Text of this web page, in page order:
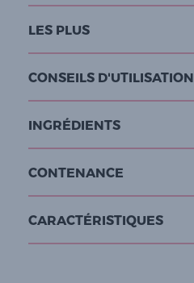
LES PLUS
CONSEILS D'UTILISATION
INGRÉDIENTS
CONTENANCE
CARACTÉRISTIQUES